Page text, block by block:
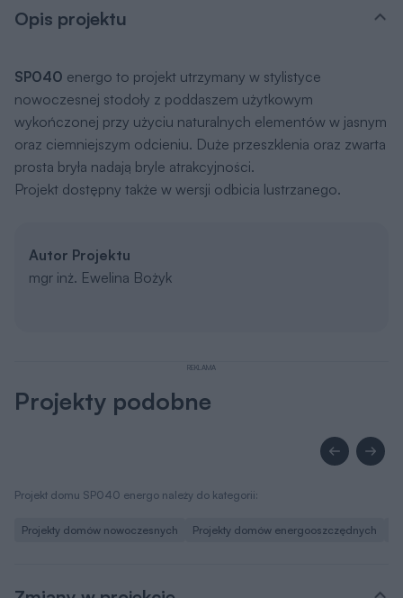
Opis projektu
SP040 energo to projekt utrzymany w stylistyce
nowoczesnej stodoły z poddaszem użytkowym
wykończonej przy użyciu naturalnych elementów w jasnym
oraz ciemniejszym odcieniu. Duże przeszklenia oraz zwarta
prosta bryła nadają bryle atrakcyjności.
Projekt dostępny także w wersji odbicia lustrzanego.
Autor Projektu
mgr inż. Ewelina Bożyk
REKLAMA
Projekty podobne
Projekt domu SP040 energo należy do kategorii:
Projekty domów nowoczesnych Projekty domów energooszczędnych